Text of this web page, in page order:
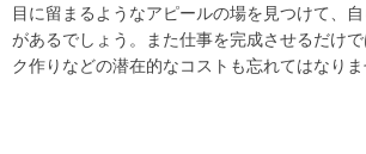
目に留まるようなアピールの場を見つけて、
があるでしょう。また仕事を完成させるだけ
ク作りなどの潜在的なコストも忘れてはなりま